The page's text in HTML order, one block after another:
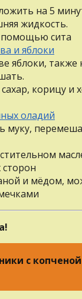
на 5
жидкость.
помощью сита
яблоки, также
корицу и
муку,
сторон
и мёдом,
с копченой